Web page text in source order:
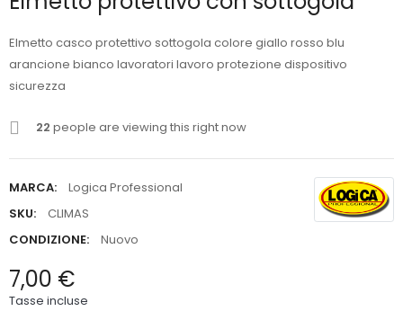
Elmetto casco protettivo sottogola colore giallo rosso blu
arancione bianco lavoratori lavoro protezione dispositivo
sicurezza
22 people are viewing this right now
MARCA:
Logica Professional
SKU:
CLIMAS
CONDIZIONE:
Nuovo
7,00 €
Tasse incluse